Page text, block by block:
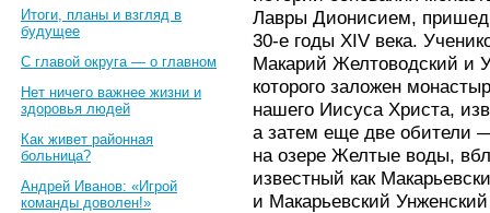
Итоги, планы и взгляд в
будущее
С главой округа — о главном
Нет ничего важнее жизни и
здоровья людей
Как живет районная
больница?
Андрей Иванов: «Игрой
команды доволен!»
Лавры Дионисием,
30-е годы XIV века.
Макарий Желтоводский и
которого заложен
нашего Иисуса Христа,
а затем еще две обители
на озере Желтые воды,
известный как
и Макарьевский